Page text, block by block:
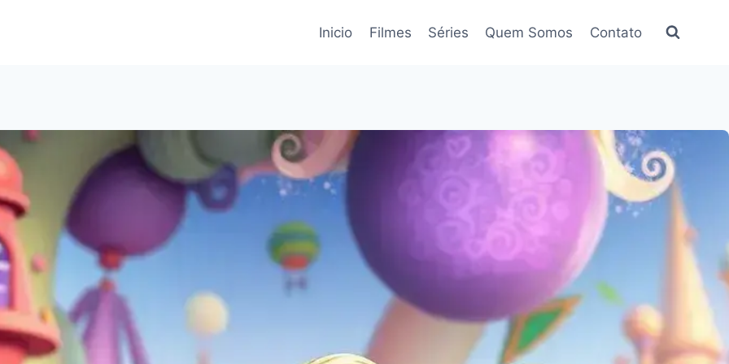
Inicio Filmes Séries Quem Somos Contato